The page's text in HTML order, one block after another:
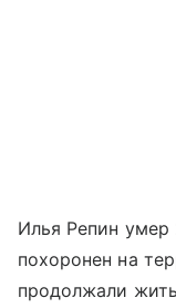
Илья Репин умер
похоронен на
продолжали